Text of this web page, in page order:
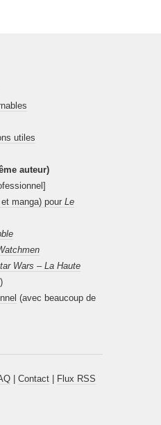
utiles
auteur)
manga) pour Le
Wars – La Haute
)
(avec beaucoup de
| Contact| Flux RSS